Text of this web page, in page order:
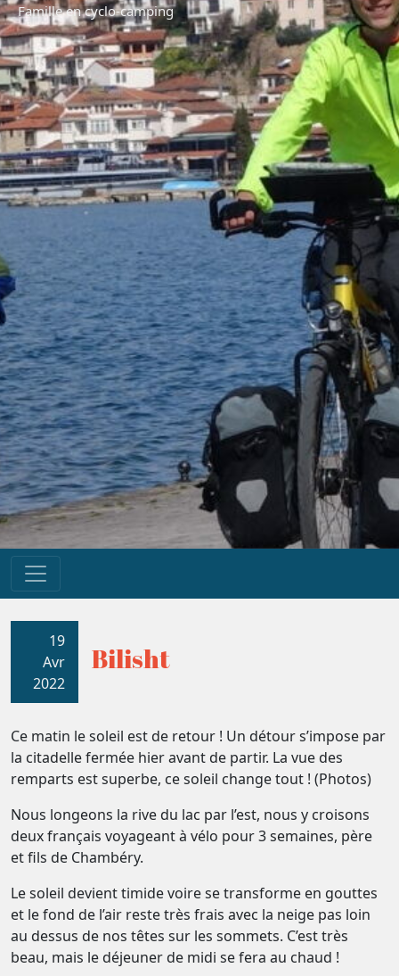
Famille en cyclo-camping
19
Avr
2022
Bilisht
Ce matin le soleil est de retour ! Un détour s’impose par
la citadelle fermée hier avant de partir. La vue des
remparts est superbe, ce soleil change tout ! (Photos)
Nous longeons la rive du lac par l’est, nous y croisons
deux français voyageant à vélo pour 3 semaines, père
et fils de Chambéry.
Le soleil devient timide voire se transforme en gouttes
et le fond de l’air reste très frais avec la neige pas loin
au dessus de nos têtes sur les sommets. C’est très
beau, mais le déjeuner de midi se fera au chaud !